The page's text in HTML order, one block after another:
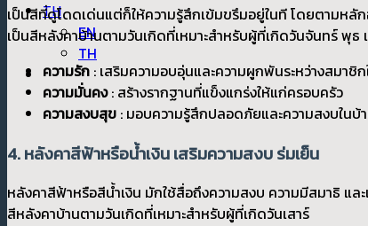
TH
EN
TH
เป็นสีที่ดูโดดเด่นแต่ก็ให้ความรู้สึกเข้มขรึมอยู่ในที โดยตามหลั
เป็นสีหลังคาบ้านตามวันเกิดที่เหมาะสำหรับผู้ที่เกิดวันจันทร์ พุ
ความรัก : เสริมความอบอุ่นและความผูกพันระหว่างสมาชิ
ความมั่นคง: สร้างรากฐานที่แข็งแกร่งให้แก่ครอบครัว
ความสงบสุข : มอบความรู้สึกปลอดภัยและความสงบในบ้
4. หลังคาสีฟ้าหรือน้ำเงิน เสริมความสงบ ร่มเย็น
หลังคาสีฟ้าหรือสีน้ำเงิน มักใช้สื่อถึงความสงบ ความมีสมาธิ แ
สีหลังคาบ้านตามวันเกิดที่เหมาะสำหรับผู้ที่เกิดวันเสาร์